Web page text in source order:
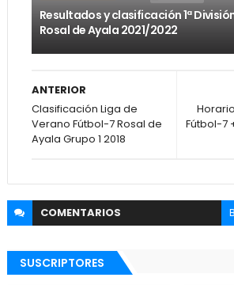
Resultados y clasificación 1ª
Rosal de Ayala 2021/2022
Fútbol-7
ANTERIOR
Clasificación Liga de
Verano Fútbol-7 Rosal de
Ayala Grupo 1 2018
COMENTARIOS
SUSCRIPTORES